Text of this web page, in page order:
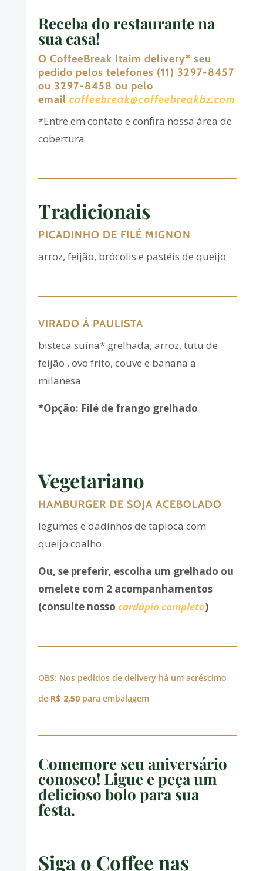
Receba do restaurante na
sua casa!
O CoffeeBreak Itaim delivery* seu
pedido pelos telefones (11) 3297-8457
ou 3297-8458 ou pelo
email coffeebreak@coffeebreakbz.com
*Entre em contato e confira nossa área de
cobertura
Tradicionais
PICADINHO DE FILÉ MIGNON
arroz, feijão, brócolis e pastéis de queijo
VIRADO À PAULISTA
bisteca suína* grelhada, arroz, tutu de
feijão , ovo frito, couve e banana a
milanesa
*Opção: Filé de frango grelhado
Vegetariano
HAMBURGER DE SOJA ACEBOLADO
legumes e dadinhos de tapioca com
queijo coalho
Ou, se preferir, escolha um grelhado ou
omelete com 2 acompanhamentos
(consulte nosso cardápio completo)
OBS: Nos pedidos de delivery há um acréscimo
de R$ 2,50para embalagem
Comemore seu aniversário
conosco! Ligue e peça um
delicioso bolo para sua
festa.
Siga o Coffee nas